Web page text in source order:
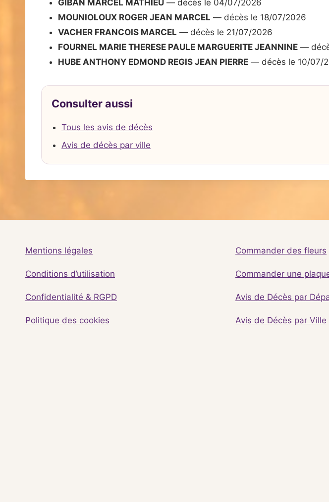
GIBAN MARCEL MATHIEU — décès le 04/07/2026
MOUNIOLOUX ROGER JEAN MARCEL — décès le 18/07/2026
VACHER FRANCOIS MARCEL — décès le 21/07/2026
FOURNEL MARIE THERESE PAULE MARGUERITE JEANNINE —
HUBE ANTHONY EDMOND REGIS JEAN PIERRE — décès le 10/07/
Consulter aussi
Tous les avis de décès
Avis de décès par ville
Mentions légales
Conditions d’utilisation
Confidentialité & RGPD
Politique des cookies
Commander des fleurs
Commander une
Avis de Décès par
Avis de Décès par Ville